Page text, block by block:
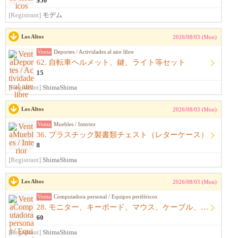
[Registrant] モデム
Los Altos 2026/08/03 (Mon)
Venta Deportes / Actividades al aire libre
62. 自転車ヘルメット、鍵、ライト等セット
15
[Registrant] ShimaShima
Los Altos 2026/08/03 (Mon)
Venta Muebles / Interior
36. プラスチック製書類チェスト（レターケース）
8
[Registrant] ShimaShima
Los Altos 2026/08/03 (Mon)
Venta Computadora personal / Equipos periféricos
28. モニター、キーボード、マウス、ケーブル、アームレスト一式
60
[Registrant] ShimaShima